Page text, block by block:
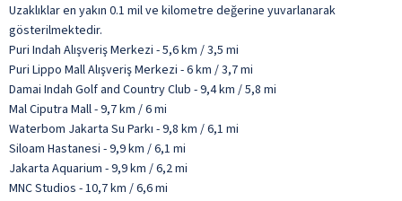
Uzaklıklar en yakın 0.1 mil ve kilometre değerine yuvarlanarak
gösterilmektedir.
Puri Indah Alışveriş Merkezi - 5,6 km / 3,5 mi
Puri Lippo Mall Alışveriş Merkezi - 6 km / 3,7 mi
Damai Indah Golf and Country Club - 9,4 km / 5,8 mi
Mal Ciputra Mall - 9,7 km / 6 mi
Waterbom Jakarta Su Parkı - 9,8 km / 6,1 mi
Siloam Hastanesi - 9,9 km / 6,1 mi
Jakarta Aquarium - 9,9 km / 6,2 mi
MNC Studios - 10,7 km / 6,6 mi